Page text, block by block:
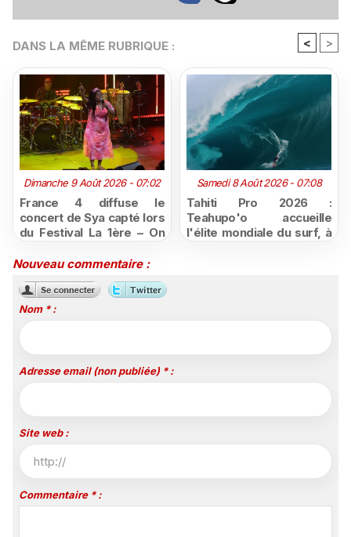
DANS LA MÊME RUBRIQUE : < >
Dimanche 9 Août 2026 - 07:02
France 4 diffuse le
concert de Sya capté lors
du Festival La 1ère – On
Samedi 8 Août 2026 - 07:08
Tahiti Pro 2026 :
Teahupo'o accueille
l'élite mondiale du surf, à
Nouveau commentaire :
Nom * :
Adresse email (non publiée) * :
Site web :
Commentaire * :